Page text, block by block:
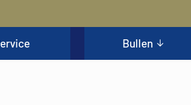
Bullen